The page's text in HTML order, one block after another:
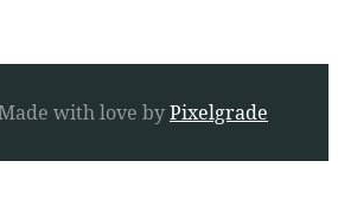
with love byPixelgrade